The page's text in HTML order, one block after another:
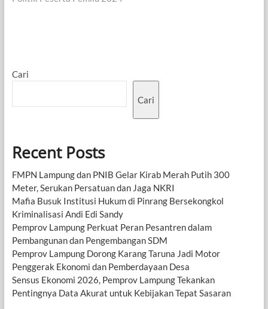
Cari
Cari
Recent Posts
FMPN Lampung dan PNIB Gelar Kirab Merah Putih 300
Meter, Serukan Persatuan dan Jaga NKRI
Mafia Busuk Institusi Hukum di Pinrang Bersekongkol
Kriminalisasi Andi Edi Sandy
Pemprov Lampung Perkuat Peran Pesantren dalam
Pembangunan dan Pengembangan SDM
Pemprov Lampung Dorong Karang Taruna Jadi Motor
Penggerak Ekonomi dan Pemberdayaan Desa
Sensus Ekonomi 2026, Pemprov Lampung Tekankan
Pentingnya Data Akurat untuk Kebijakan Tepat Sasaran